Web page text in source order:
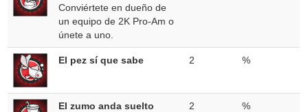
Conviértete en dueño de
un equipo de 2K Pro-Am o
únete a uno.
El pez sí que sabe 2 %
El zumo anda suelto
2 %